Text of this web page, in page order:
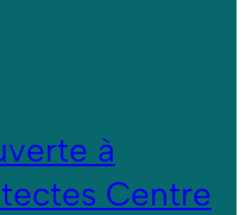
à
Centre